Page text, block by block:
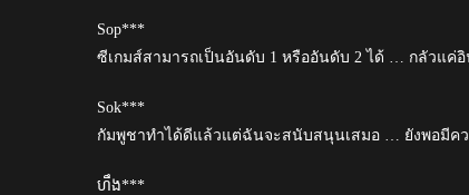
Sop***
ซีเกมส์สามารถเป็นอันดับ 1 หรืออันดับ 2 ได้ … กลัวแค่
Sok***
กัมพูชาทำได้ดีแล้วแต่ฉันจะสนับสนุนเสมอ … ยังพอมีค
ហឹង***